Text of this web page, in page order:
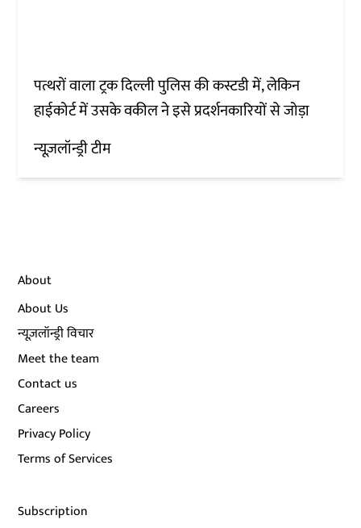
पत्थरों वाला ट्रक दिल्ली पुलिस की कस्टडी में, लेकिन
हाईकोर्ट में उसके वकील ने इसे प्रदर्शनकारियों से जोड़ा
न्यूज़लॉन्ड्री टीम
About
About Us
न्यूज़लॉन्ड्री विचार
Meet the team
Contact us
Careers
Privacy Policy
Terms of Services
Subscription